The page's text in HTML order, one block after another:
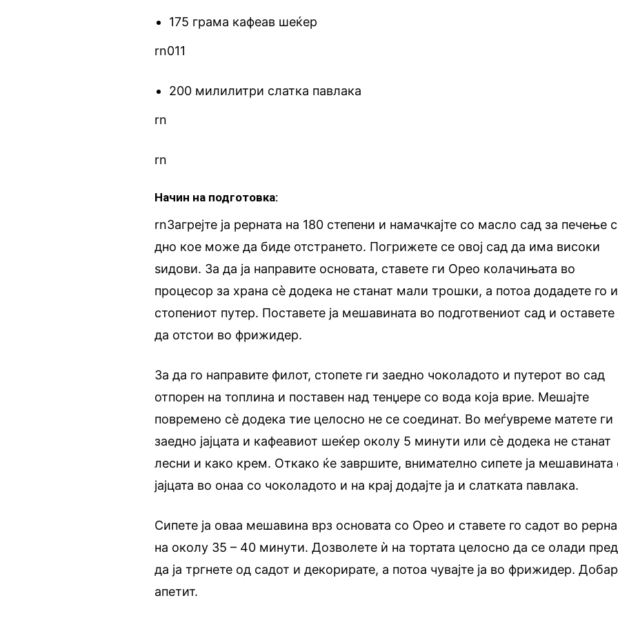
175 грама кафеав шеќер
rn011
200 милилитри слатка павлака
rn
rn
Начин на подготовка:
rnЗагрејте ја рерната на 180 степени и намачкајте со масло сад за печење
дно кое може да биде отстрането. Погрижете се овој сад да има високи
ѕидови. За да ја направите основата, ставете ги Орео колачињата во
процесор за храна сè додека не станат мали трошки, а потоа додадете го и
стопениот путер. Поставете ја мешавината во подготвениот сад и оставете
да отстои во фрижидер.
За да го направите филот, стопете ги заедно чоколадото и путерот во сад
отпорен на топлина и поставен над тенџере со вода која врие. Мешајте
повремено сè додека тие целосно не се соединат. Во меѓувреме матете ги
заедно јајцата и кафеавиот шеќер околу 5 минути или сè додека не станат
лесни и како крем. Откако ќе завршите, внимателно сипете ја мешавината
јајцата во онаа со чоколадото и на крај додајте ја и слатката павлака.
Сипете ја оваа мешавина врз основата со Орео и ставете го садот во
на околу 35 – 40 минути. Дозволете ѝ на тортата целосно да се олади пред
да ја тргнете од садот и декорирате, а потоа чувајте ја во фрижидер. Добар
апетит.